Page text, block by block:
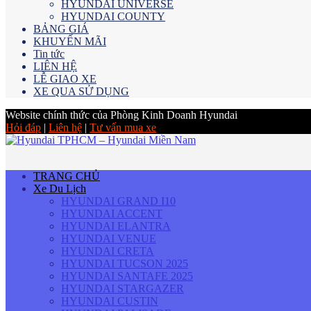
HYUNDAI UNIVERSE
HYUNDAI COUNTY
BẢNG GIÁ
KHUYẾN MÃI
Tin tức
LIÊN HỆ
LỄ GIAO XE
XE QUA SỬ DỤNG
Website chính thức của Phòng Kinh Doanh Hyundai
Hỏi đáp | Liên hệ | Tư vấn mua xe
TRANG CHỦ
Xe Du Lịch
HYUNDAI GRAND I10
HYUNDAI ACCENT
HYUNDAI ELANTRA
HYUNDAI VENUE
HYUNDAI CRETA
HYUNDAI TUCSON 2025
HYUNDAI SANTAFE 2025
HYUNDAI STARGAZER
HYUNDAI CUSTIN